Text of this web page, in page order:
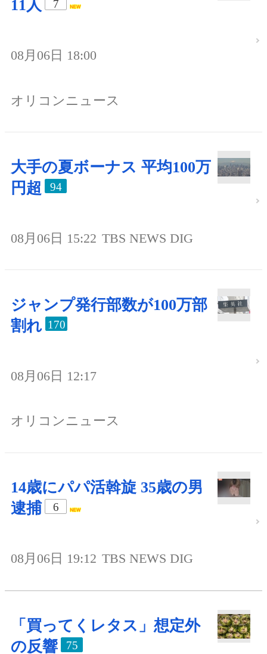
11人 7
08月06日 18:00
オリコンニュース
大手の夏ボーナス 平均100万
円超
94
08月06日 15:22 TBS NEWS DIG
ジャンプ発行部数が100万部
割れ 170
08月06日 12:17
オリコンニュース
14歳にパパ活斡旋 35歳の男
逮捕
6
08月06日 19:12 TBS NEWS DIG
「買ってくレタス」想定外
の反響
75